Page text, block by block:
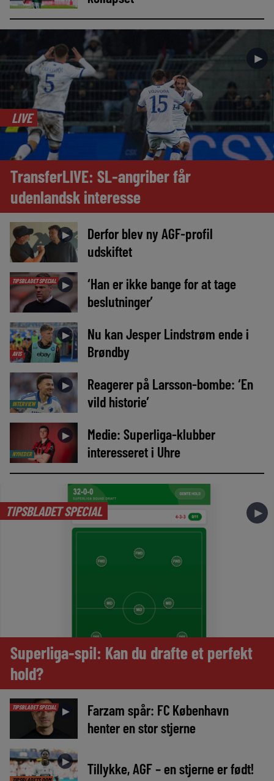
►
LIVE
TransferLIVE: SL-angriber får
udenlandsk interesse
►
Derfor blev ny AGF-profil
udskiftet
TIPSBLADET SPECIAL ►
‘Han er ikke bange for at tage
beslutninger’
AVIS
►
Nu kan Jesper Lindstrøm ende i
Brøndby
INTERVIEW
►
Reagerer på Larsson-bombe: ‘En
vild historie’
NYHEDER
►
Medie: Superliga-klubber
interesseret i Uhre
TIPSBLADET SPECIAL ►
Superliga-spil: Kan du drafte et perfekt
hold?
TIPSBLADET SPECIAL ►
Farzam spår: FC København
henter en stor stjerne
► Tillykke, AGF – en stjerne er født!